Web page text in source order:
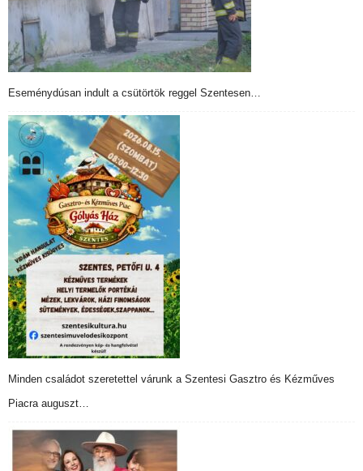
Eseménydúsan indult a csütörtök reggel Szentesen…
Minden családot szeretettel várunk a Szentesi Gasztro és Kézműves
Piacra auguszt…